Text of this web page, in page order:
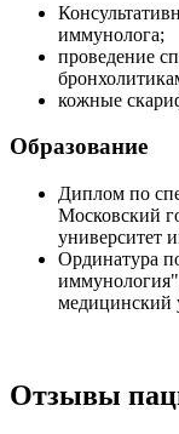
иммунолога;
проведение
кожные
Образование
Диплом по
Московский
университет
Ординатура
медицинский
Отзывы